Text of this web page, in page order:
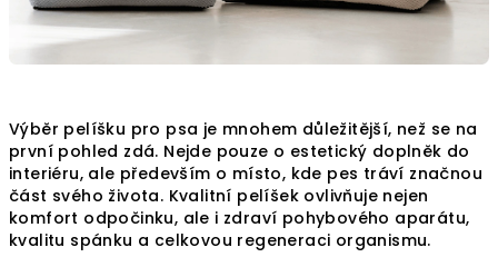
Výběr pelíšku pro psa je mnohem důležitější, než se na
první pohled zdá. Nejde pouze o estetický doplněk do
interiéru, ale především o místo, kde pes tráví značnou
část svého života. Kvalitní pelíšek ovlivňuje nejen
komfort odpočinku, ale i zdraví pohybového aparátu,
kvalitu spánku a celkovou regeneraci organismu.